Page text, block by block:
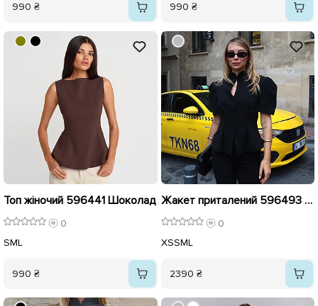
990 ₴ 990 ₴
Топ жіночий 596441 Шоколад
0
SML
990 ₴
Жакет приталений 596493 Чорний
0
XSSML
2390 ₴